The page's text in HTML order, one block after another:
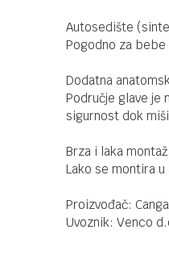
Autosedište
Pogodno za
Dodatna
Područje glave je
sigurnost dok
Brza i laka
Lako se montira
Proizvođač:
Uvoznik: Venco